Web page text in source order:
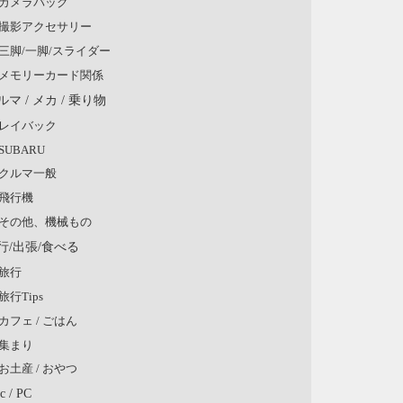
影アクセサリー
脚/一脚/スライダー
モリーカード関係
マ / メカ / 乗り物
イバック
ルマ一般
行機
の他、機械もの
/出張/食べる
行
行Tips
フェ / ごはん
まり
土産 / おやつ
/ PC